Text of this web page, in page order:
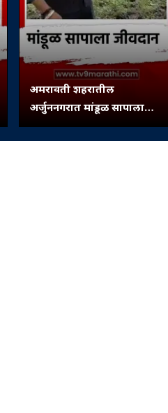
अमरावती शहरातील
अर्जुननगरात मांडूळ सापाला
जीवदान